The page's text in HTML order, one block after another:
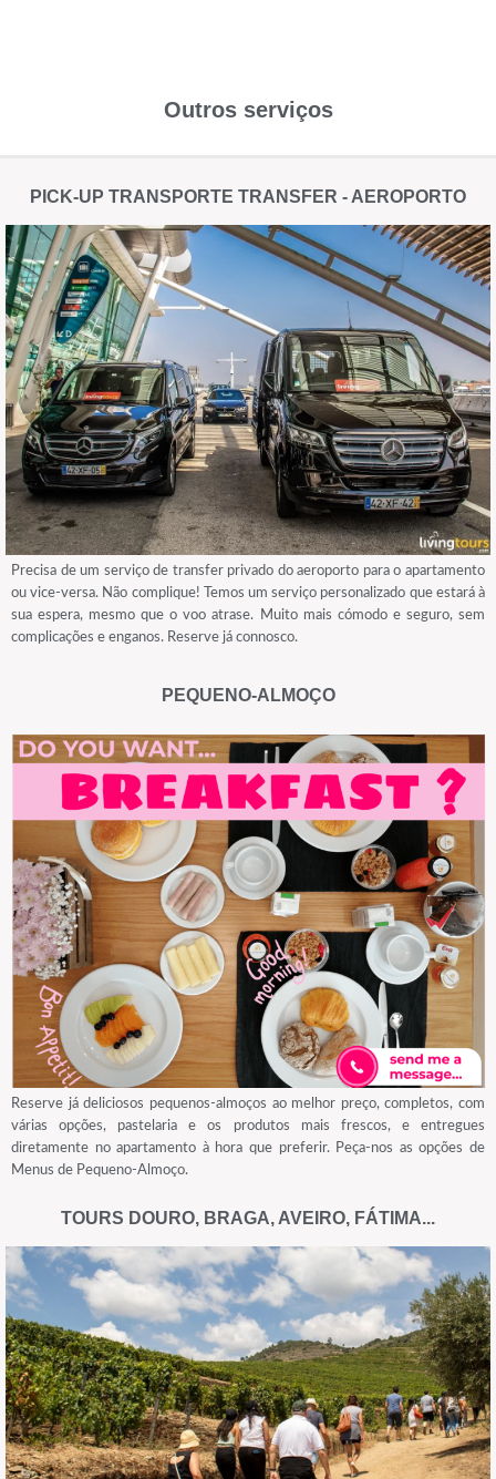
Outros serviços
PICK-UP TRANSPORTE TRANSFER - AEROPORTO
Precisa de um serviço de transfer privado do aeroporto para o apartamento
ou vice-versa. Não complique! Temos um serviço personalizado que estará à
sua espera, mesmo que o voo atrase. Muito mais cómodo e seguro, sem
complicações e enganos. Reserve já connosco.
PEQUENO-ALMOÇO
Reserve já deliciosos pequenos-almoços ao melhor preço, completos, com
várias opções, pastelaria e os produtos mais frescos, e entregues
diretamente no apartamento à hora que preferir. Peça-nos as opções de
Menus de Pequeno-Almoço.
TOURS DOURO, BRAGA, AVEIRO, FÁTIMA...